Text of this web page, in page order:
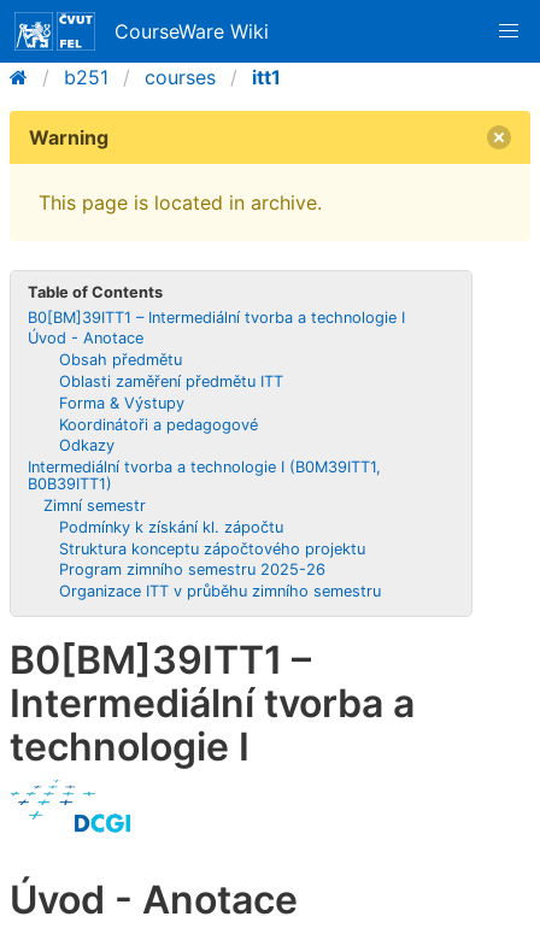
CourseWare Wiki
b251
courses itt1
Warning
This page is located in archive.
Table of Contents
B0[BM]39ITT1 – Intermediální tvorba a technologie I
Úvod - Anotace
Obsah předmětu
Oblasti zaměření předmětu ITT
Forma & Výstupy
Koordinátoři a pedagogové
Odkazy
Intermediální tvorba a technologie I (B0M39ITT1,
B0B39ITT1)
Zimní semestr
Podmínky k získání kl. zápočtu
Struktura konceptu zápočtového projektu
Program zimního semestru 2025-26
Organizace ITT v průběhu zimního semestru
B0[BM]39ITT1 –
Intermediální tvorba a
technologie I
Úvod - Anotace